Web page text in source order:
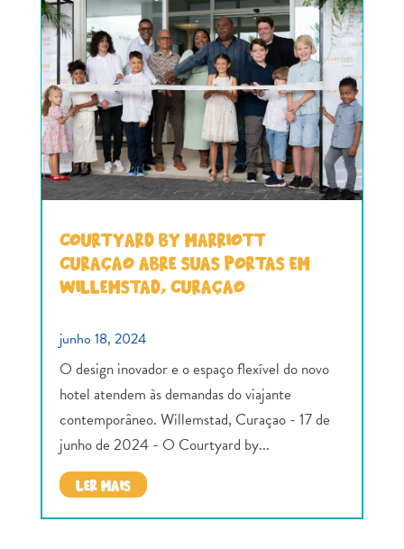
COURTYARD BY MARRIOTT
CURAÇAO ABRE SUAS PORTAS EM
WILLEMSTAD, CURAÇAO
junho 18, 2024
O design inovador e o espaço flexível do novo
hotel atendem às demandas do viajante
contemporâneo. Willemstad, Curaçao - 17 de
junho de 2024 - O Courtyard by...
LER MAIS